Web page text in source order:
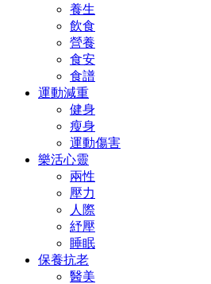
養生
飲食
營養
食安
食譜
運動減重
健身
瘦身
運動傷害
樂活心靈
兩性
壓力
人際
紓壓
睡眠
保養抗老
醫美